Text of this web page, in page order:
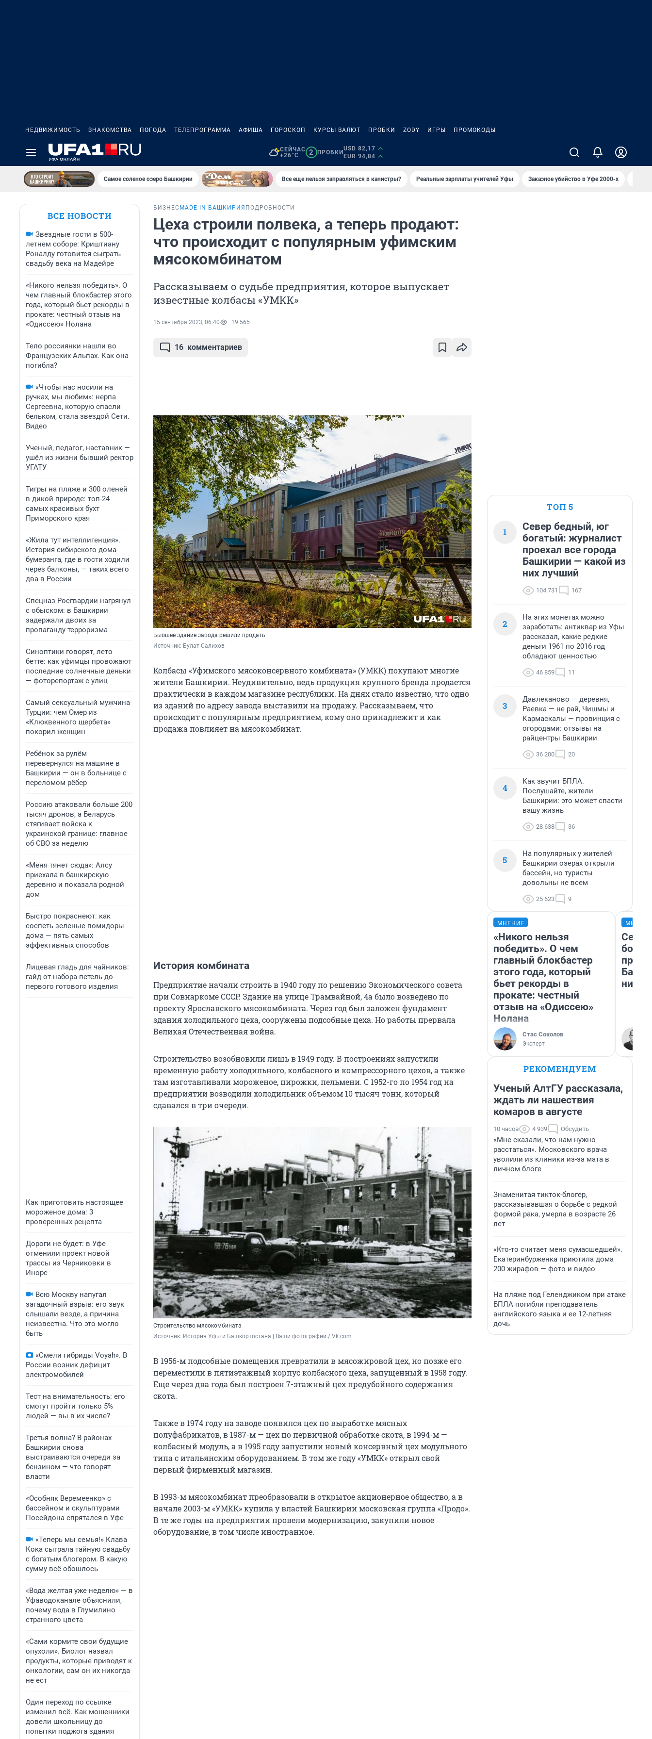
НЕДВИЖИМОСТЬ ЗНАКОМСТВА ПОГОДА ТЕЛЕПРОГРАММА АФИША ГОРОСКОП КУРСЫ ВАЛЮТ ПРОБКИ ZODY ИГРЫ ПРОМОКОДЫ
СЕЙЧАС
+26°C
2 ПРОБКИ
USD 82,17
EUR 94,84
Самое соленое озеро Башкирии Все еще нельзя заправляться в канистры? Реальные зарплаты учителей Уфы Заказное убийство в Уфе 2000-х
ВСЕ НОВОСТИ
Звездные гости в 500-
летнем соборе: Криштиану
Роналду готовится сыграть
свадьбу века на Мадейре
«Никого нельзя победить». О
чем главный блокбастер этого
года, который бьет рекорды в
прокате: честный отзыв на
«Одиссею» Нолана
Тело россиянки нашли во
Французских Альпах. Как она
погибла?
«Чтобы нас носили на
ручках, мы любим»: нерпа
Сергеевна, которую спасли
бельком, стала звездой Сети.
Видео
Ученый, педагог, наставник —
ушёл из жизни бывший ректор
УГАТУ
Тигры на пляже и 300 оленей
в дикой природе: топ-24
самых красивых бухт
Приморского края
«Жила тут интеллигенция».
История сибирского дома-
бумеранга, где в гости ходили
через балконы, — таких всего
два в России
Спецназ Росгвардии нагрянул
с обыском: в Башкирии
задержали двоих за
пропаганду терроризма
Синоптики говорят, лето
бетте: как уфимцы провожают
последние солнечные деньки
— фоторепортаж с улиц
Самый сексуальный мужчина
Турции: чем Омер из
«Клюквенного щербета»
покорил женщин
Ребёнок за рулём
перевернулся на машине в
Башкирии — он в больнице с
переломом рёбер
Россию атаковали больше 200
тысяч дронов, а Беларусь
стягивает войска к
украинской границе: главное
об СВО за неделю
«Меня тянет сюда»: Алсу
приехала в башкирскую
деревню и показала родной
дом
Быстро покраснеют: как
соспеть зеленые помидоры
дома — пять самых
эффективных способов
Лицевая гладь для чайников:
гайд от набора петель до
первого готового изделия
Как приготовить настоящее
мороженое дома: 3
проверенных рецепта
Дороги не будет: в Уфе
отменили проект новой
трассы из Черниковки в
Инорс
Всю Москву напугал
загадочный взрыв: его звук
слышали везде, а причина
неизвестна. Что это могло
быть
«Смели гибриды Voyah». В
России возник дефицит
электромобилей
Тест на внимательность: его
смогут пройти только 5%
людей — вы в их числе?
Третья волна? В районах
Башкирии снова
выстраиваются очереди за
бензином — что говорят
власти
«Особняк Веремеенко» с
бассейном и скульптурами
Посейдона спрятался в Уфе
«Теперь мы семья!» Клава
Кока сыграла тайную свадьбу
с богатым блогером. В какую
сумму всё обошлось
«Вода желтая уже неделю» — в
Уфаводоканале объяснили,
почему вода в Глумилино
странного цвета
«Сами кормите свои будущие
опухоли». Биолог назвал
продукты, которые приводят к
онкологии, сам он их никогда
не ест
Один переход по ссылке
изменил всё. Как мошенники
довели школьницу до
попытки поджога здания
БИЗНЕС MADE IN БАШКИРИЯ ПОДРОБНОСТИ
Цеха строили полвека, а теперь продают:
что происходит с популярным уфимским
мясокомбинатом
Рассказываем о судьбе предприятия, которое выпускает
известные колбасы «УМКК»
15 сентября 2023, 06:40 19 565
16 комментариев
Бывшее здание завода решили продать
Источник: Булат Салихов
Колбасы «Уфимского мясоконсервного комбината» (УМКК) покупают многие
жители Башкирии. Неудивительно, ведь продукция крупного бренда продается
практически в каждом магазине республики. На днях стало известно, что одно
из зданий по адресу завода выставили на продажу. Рассказываем, что
происходит с популярным предприятием, кому оно принадлежит и как
продажа повлияет на мясокомбинат.
История комбината
Предприятие начали строить в 1940 году по решению Экономического совета
при Совнаркоме СССР. Здание на улице Трамвайной, 4а было возведено по
проекту Ярославского мясокомбината. Через год был заложен фундамент
здания холодильного цеха, сооружены подсобные цеха. Но работы прервала
Великая Отечественная война.
Строительство возобновили лишь в 1949 году. В построениях запустили
временную работу холодильного, колбасного и компрессорного цехов, а также
там изготавливали мороженое, пирожки, пельмени. С 1952-го по 1954 год на
предприятии возводили холодильник объемом 10 тысяч тонн, который
сдавался в три очереди.
Строительство мясокомбината
Источник: История Уфы и Башкортостана | Ваши фотографии / Vk.com
В 1956-м подсобные помещения превратили в мясожировой цех, но позже его
переместили в пятиэтажный корпус колбасного цеха, запущенный в 1958 году.
Еще через два года был построен 7-этажный цех предубойного содержания
скота.
Также в 1974 году на заводе появился цех по выработке мясных
полуфабрикатов, в 1987-м — цех по первичной обработке скота, в 1994-м —
колбасный модуль, а в 1995 году запустили новый консервный цех модульного
типа с итальянским оборудованием. В том же году «УМКК» открыл свой
первый фирменный магазин.
В 1993-м мясокомбинат преобразовали в открытое акционерное общество, а в
начале 2003-м «УМКК» купила у властей Башкирии московская группа «Продо».
В те же годы на предприятии провели модернизацию, закупили новое
оборудование, в том числе иностранное.
ТОП 5
1
Север бедный, юг
богатый: журналист
проехал все города
Башкирии — какой из
них лучший
104 731 167
2
На этих монетах можно
заработать: антиквар из Уфы
рассказал, какие редкие
деньги 1961 по 2016 год
обладают ценностью
46 859 11
3
Давлеканово — деревня,
Раевка — не рай, Чишмы и
Кармаскалы — провинция с
огородами: отзывы на
райцентры Башкирии
36 200 20
4
Как звучит БПЛА.
Послушайте, жители
Башкирии: это может спасти
вашу жизнь
28 638 36
5
На популярных у жителей
Башкирии озерах открыли
бассейн, но туристы
довольны не всем
25 623 9
МНЕНИЕ
«Никого нельзя
победить». О чем
главный блокбастер
этого года, который
бьет рекорды в
прокате: честный
отзыв на «Одиссею»
Нолана
Стас Соколов
Эксперт
них
РЕКОМЕНДУЕМ
Ученый АлтГУ рассказала,
ждать ли нашествия
комаров в августе
10 часов 4 939 Обсудить
«Мне сказали, что нам нужно
расстаться». Московского врача
уволили из клиники из-за мата в
личном блоге
Знаменитая тикток-блогер,
рассказывавшая о борьбе с редкой
формой рака, умерла в возрасте 26
лет
«Кто-то считает меня сумасшедшей».
Екатеринбурженка приютила дома
200 жирафов — фото и видео
На пляже под Геленджиком при атаке
БПЛА погибли преподаватель
английского языка и ее 12-летняя
дочь